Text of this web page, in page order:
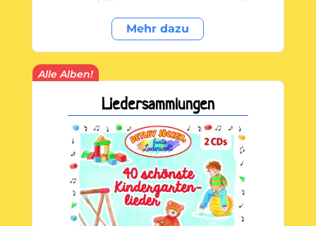
Mehr dazu
Alle Alben!
Liedersammlungen